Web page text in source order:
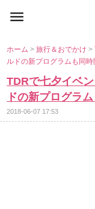
ホーム>旅行＆おでかけ>
ルドの新プログラムも同
TDRで七夕イベ
ドの新プログラ
2018-06-07 17:53